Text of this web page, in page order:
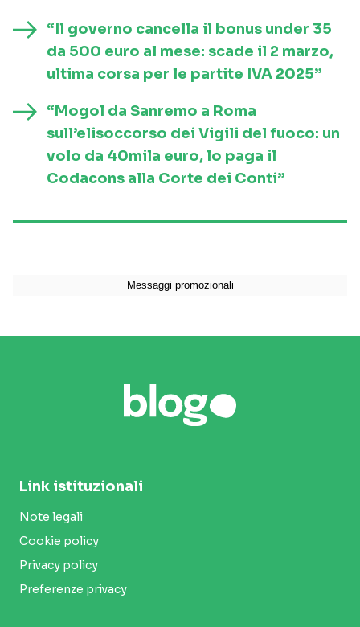
“Il governo cancella il bonus under 35
da 500 euro al mese: scade il 2 marzo,
ultima corsa per le partite IVA 2025”
“Mogol da Sanremo a Roma
sull’elisoccorso dei Vigili del fuoco: un
volo da 40mila euro, lo paga il
Codacons alla Corte dei Conti”
Link istituzionali
Note legali
Cookie policy
Privacy policy
Preferenze privacy